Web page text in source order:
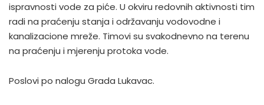
ispravnosti vode za piće. U okviru redovnih aktivnosti tim
radi na praćenju stanja i održavanju vodovodne i
kanalizacione mreže. Timovi su svakodnevno na terenu
na praćenju i mjerenju protoka vode.
Poslovi po nalogu Grada Lukavac.